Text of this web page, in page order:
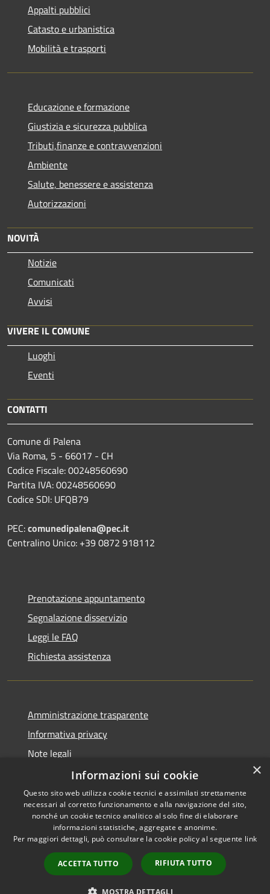
Appalti pubblici
Catasto e urbanistica
Mobilità e trasporti
Educazione e formazione
Giustizia e sicurezza pubblica
Tributi,finanze e contravvenzioni
Ambiente
Salute, benessere e assistenza
Autorizzazioni
NOVITÀ
Notizie
Comunicati
Avvisi
VIVERE IL COMUNE
Luoghi
Eventi
CONTATTI
Comune di Palena
Via Roma, 5 - 66017 - CH
Codice Fiscale: 00248560690
Partita IVA: 00248560690
Codice SDI: UFQB79
PEC:comunedipalena@pec.it
Centralino Unico: +39 0872 918112
Prenotazione appuntamento
Segnalazione disservizio
Leggi le FAQ
Richiesta assistenza
Amministrazione trasparente
Informativa privacy
Note legali
Dichiarazione di accessibilità
RSS
Accessibilità
Copyright © 2026 • Comune di
Municipium•
Accesso
redazione
×
Informazioni sui cookie
Questo sito web utilizza cookie tecnici e assimilati strettamente
necessari al corretto funzionamento e alla navigazione del sito,
nonché un cookie tecnico analitico al solo fine di elaborare
informazioni statistiche, aggregate e anonime.
Per maggiori dettagli, può consultare la cookie policy al seguente link
ACCETTA TUTTO RIFIUTA TUTTO
MOSTRA DETTAGLI